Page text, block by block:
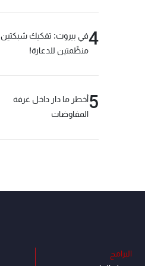
4في بيروت: تفكيك شبكتين
منظّمتين للدعارة!
5أخطر ما دار داخل غرفة
المفاوضات
البرامج